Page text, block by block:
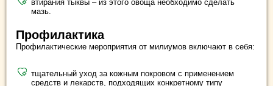
втирания тыквы – из этого овоща необходимо сделать
мазь.
Профилактика
Профилактические мероприятия от милиумов включают в себя:
тщательный уход за кожным покровом с применением
средств и лекарств, подходящих конкретному типу